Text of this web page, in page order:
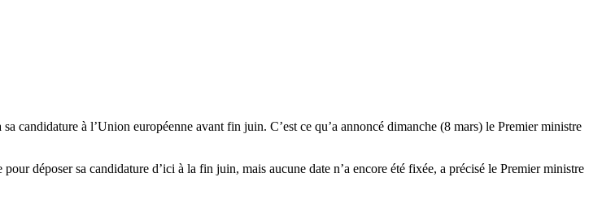
candidature à l’Union européenne avant fin juin. C’est ce qu’a annoncé dimanche (8 mars) le Premier ministre
déposer sa candidature d’ici à la fin juin, mais aucune date n’a encore été fixée, a précisé le Premier ministre